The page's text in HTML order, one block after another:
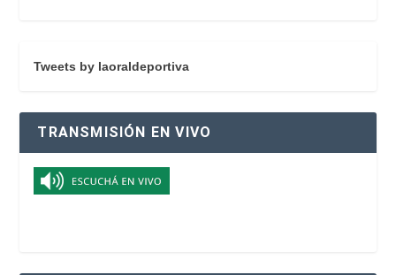
Tweets by laoraldeportiva
TRANSMISIÓN EN VIVO